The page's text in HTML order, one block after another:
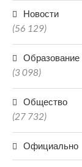
Новости
(56 129)
Образование
(3 098)
Общество
(27 732)
Официально